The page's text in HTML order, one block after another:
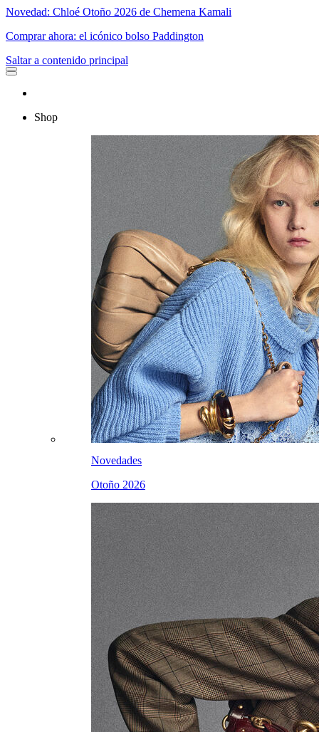
Novedad: Chloé Otoño 2026 de Chemena Kamali
Comprar ahora: el icónico bolso Paddington
Saltar a contenido principal
Shop
Novedades
Otoño 2026